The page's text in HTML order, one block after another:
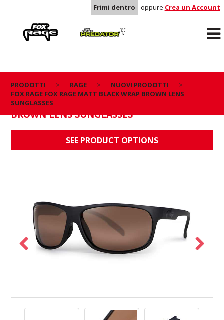
Frimi dentro oppure Crea un Account
Predator
PRODOTTI RAGE
NUOVI PRODOTTI
FOX RAGE FOX RAGE MATT BLACK WRAP BROWN LENS
SUNGLASSES
FOX RAGE FOX RAGE MATT BLACK WRAP
BROWN LENS SUNGLASSES
SEE PRODUCT OPTIONS